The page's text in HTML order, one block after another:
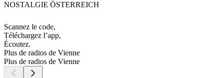
NOSTALGIE ÖSTERREICH
Scannez le code,
Téléchargez l’app,
Écoutez.
Plus de radios de Vienne
Plus de radios de Vienne